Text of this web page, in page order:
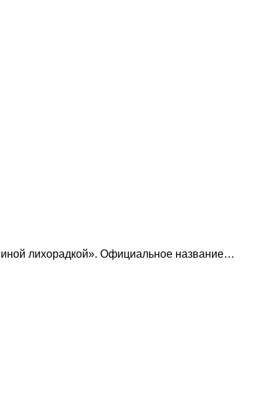
лихорадкой». Официальное название…